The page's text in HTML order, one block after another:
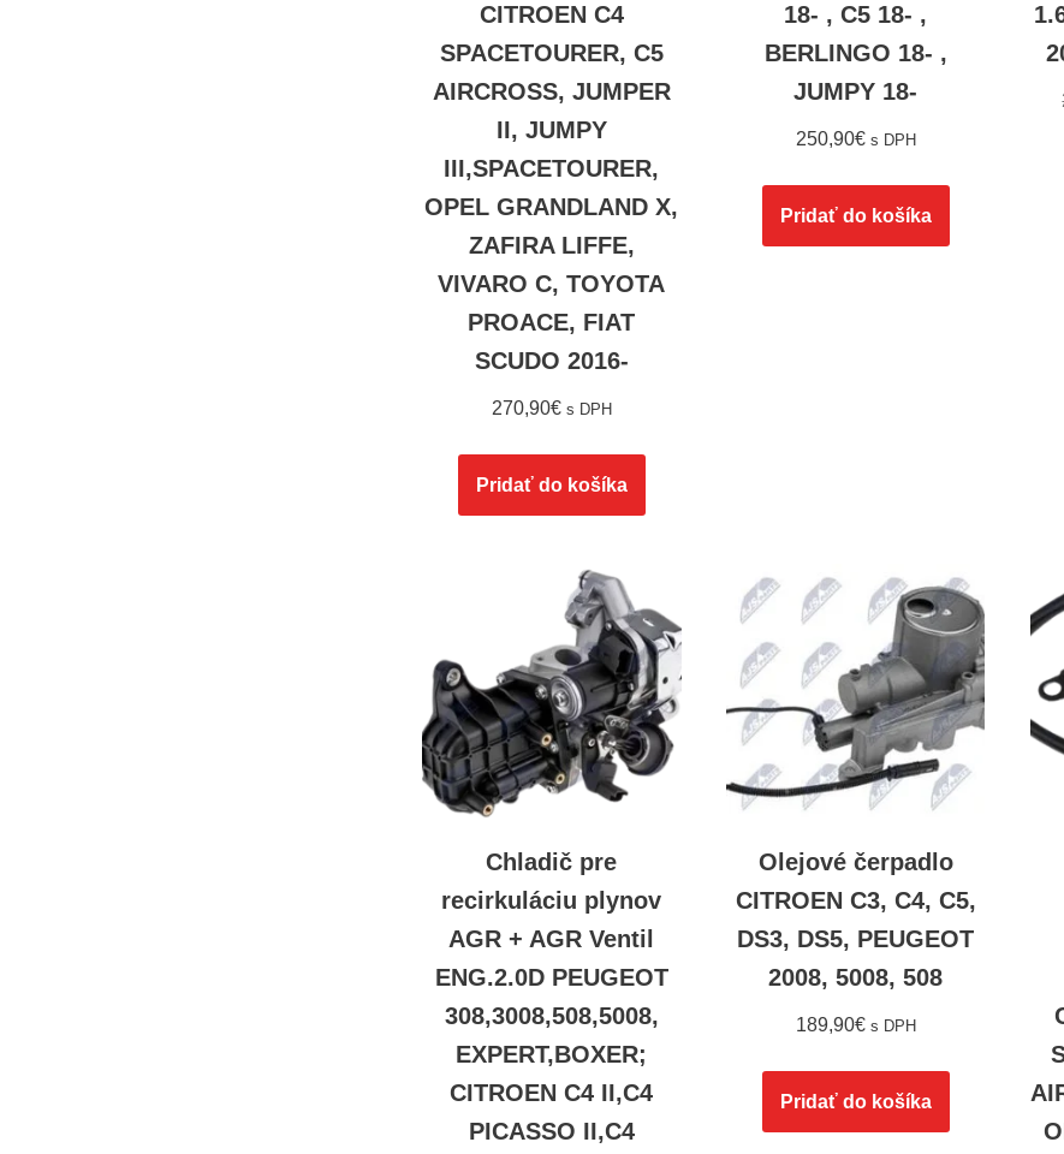
CITROEN C4
SPACETOURER, C5
AIRCROSS, JUMPER
II, JUMPY
III,SPACETOURER,
OPEL GRANDLAND X,
ZAFIRA LIFFE,
VIVARO C, TOYOTA
PROACE, FIAT
SCUDO 2016-
270,90€ s DPH
Pridať do košíka
18- , C5 18- ,
BERLINGO 18- ,
JUMPY 18-
250,90€ s DPH
Pridať do košíka
Chladič pre
recirkuláciu plynov
AGR + AGR Ventil
ENG.2.0D PEUGEOT
308,3008,508,5008,
EXPERT,BOXER;
CITROEN C4 II,C4
PICASSO II,C4
Olejové čerpadlo
CITROEN C3, C4, C5,
DS3, DS5, PEUGEOT
2008, 5008, 508
189,90€ s DPH
Pridať do košíka